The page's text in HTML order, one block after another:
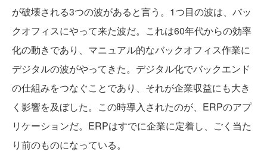
が破壊される3つの波があると言う。1つ目の波は、バッ
クオフィスにやって来た波だ。これは60年代からの効率
化の動きであり、マニュアル的なバックオフィス作業に
デジタルの波がやってきた。デジタル化でバックエンド
の仕組みをつなぐことであり、それが企業収益にも大き
く影響を及ぼした。この時導入されたのが、ERPのアプ
リケーションだ。ERPはすでに企業に定着し、ごく当た
り前のものになっている。